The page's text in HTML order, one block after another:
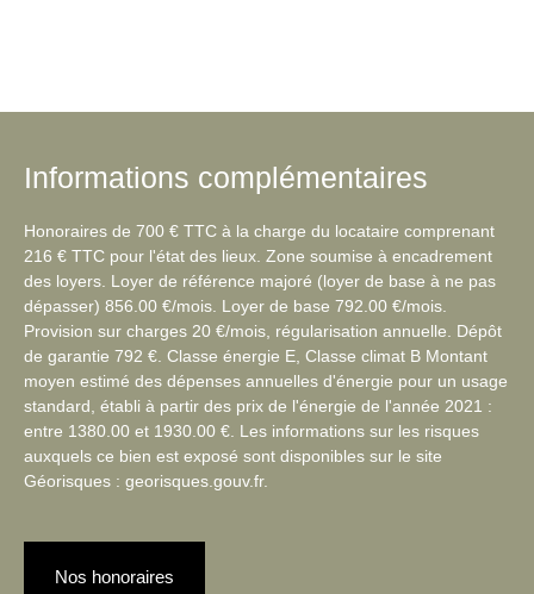
Informations complémentaires
Honoraires de 700 € TTC à la charge du locataire comprenant
216 € TTC pour l'état des lieux. Zone soumise à encadrement
des loyers. Loyer de référence majoré (loyer de base à ne pas
dépasser) 856.00 €/mois. Loyer de base 792.00 €/mois.
Provision sur charges 20 €/mois, régularisation annuelle. Dépôt
de garantie 792 €. Classe énergie E, Classe climat B Montant
moyen estimé des dépenses annuelles d'énergie pour un usage
standard, établi à partir des prix de l'énergie de l'année 2021 :
entre 1380.00 et 1930.00 €. Les informations sur les risques
auxquels ce bien est exposé sont disponibles sur le site
Géorisques : georisques.gouv.fr.
Nos honoraires